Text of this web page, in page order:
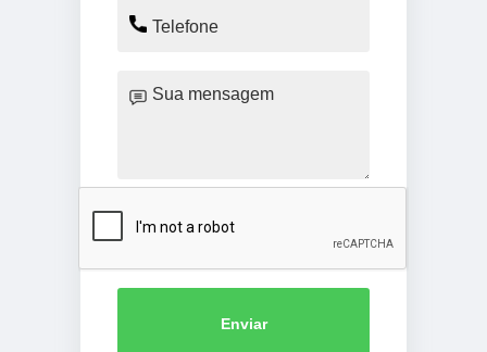
Enviar